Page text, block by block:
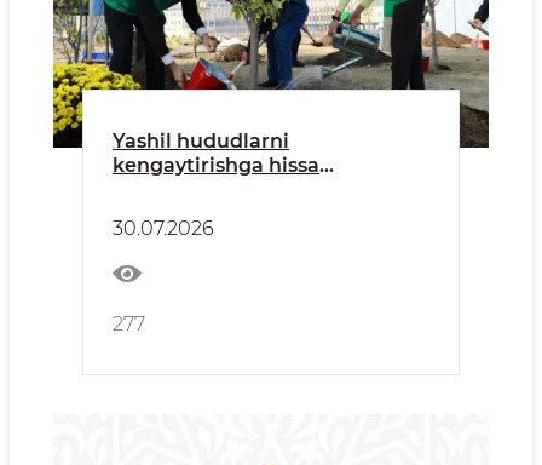
Yashil hududlarni
kengaytirishga hissa
tutilmoqda
30.07.2026
277